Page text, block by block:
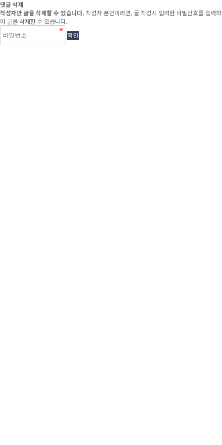
댓글 삭제
작성자만 글을 삭제할 수 있습니다. 작성자 본인이라면, 글 작성시 입력한 비밀번호를 입력하
여 글을 삭제할 수 있습니다.